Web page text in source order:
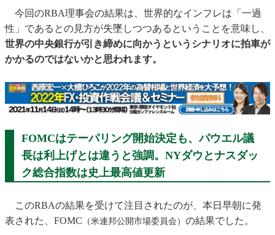
今回のRBA理事会の結果は、世界的なインフレは「一過
性」であるとの見方が失墜しつつあるということを意味し、
世界の中央銀行が引き締めに向かうというシナリオに拍車が
かかるのではないかと思われます。
FOMCはテーパリング開始決定も、パウエル議
長は利上げとは違うと強調。NYダウとナスダッ
ク総合指数は史上最高値更新
このRBAの結果を受けて注目されたのが、本日早朝に発
表された、FOMC （米連邦公開市場委員会） の結果でした。